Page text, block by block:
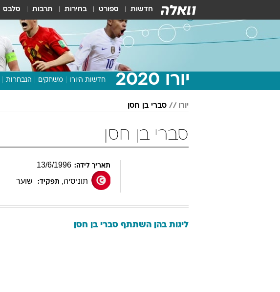
חדשות ספורט בחירות תרבות סלבס
יורו 2020 חדשות היורו משחקים הנבחרות
יורו סברי בן חסן
סברי בן חסן
תאריך לידה: 13/6/1996
תוניסיה, תפקיד: שוער
ליגות בהן השתתף סברי בן חסן